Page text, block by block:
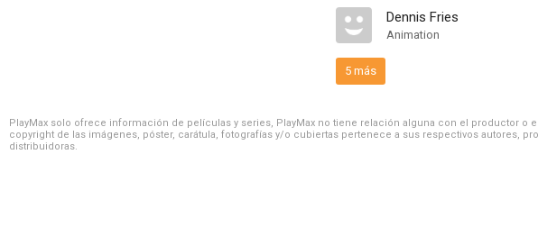
Dennis Fries
Animation
5 más
PlayMax solo ofrece información de películas y series, PlayMax no tiene relación alguna con el productor o
copyright de las imágenes, póster, carátula, fotografías y/o cubiertas pertenece a sus respectivos autores,
distribuidoras.